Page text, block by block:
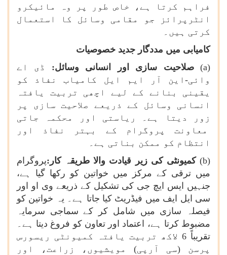
فراہم کرتا ہے، خاص طور پر وہ مائیکرو
انٹرپرائز جو مقامی وسائل کا استعمال
کرتی ہیں۔
کامیابی میں مددگار جدید خصوصیات
(
a
)صلاحیت سازی اور انسانی وسائل:
ڈی اے
وائی-این آر ایم ایل کامیاب نفاذ کو
یقینی بنانے کے لیے اچھی تربیت یافتہ
انسانی وسائل کے ذریعے صلاحیت سازی پر
زور دیتا ہے۔ ریاستی اور محکمہ جاتی
معاونت پروگرام کے بہتر نفاذ اور
انتظام کو ممکن بناتی ہے۔
(
b
)کمیونٹی کی زیر قیادت والا طریقہ کار:پروگرام
میں ترقی کے مرکز میں خواتین کو رکھا گیا ہے،
جنہیں ایس ایچ جی کی تشکیل کے ذریعے وی او اور
سی ایل ایف میں فیڈریٹ کیا جاتا ہے۔ یہ خواتین کو
فیصلہ سازی میں شامل کر کے سماجی سرمایہ
مضبوط کرتا ہے، اعتماد اور تعاون کو فروغ دیتا ہے۔
تقریباً 6 لاکھ تربیت یافتہ کمیونٹی ریسورس
پرسن (سی آرپی) مویشیوں، زراعت، اور